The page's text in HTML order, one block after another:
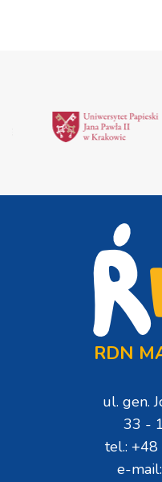
RDN
ul. gen.
33 -
tel.:
e-